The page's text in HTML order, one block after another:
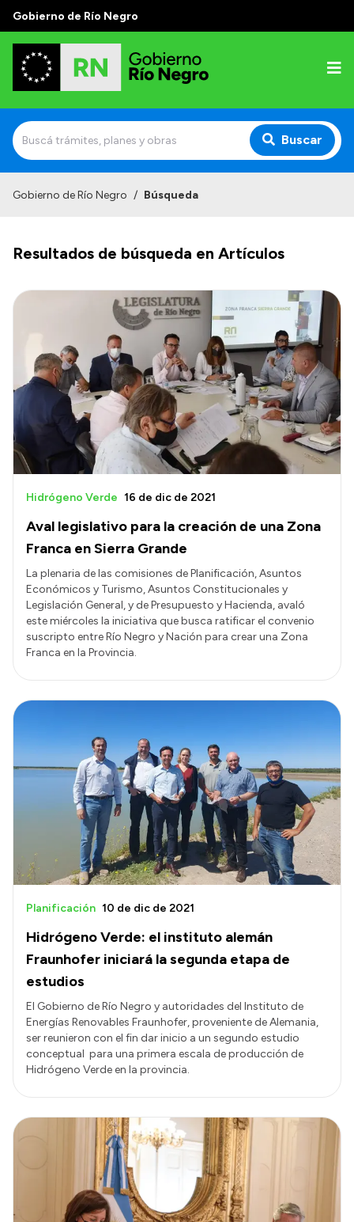
Gobierno de Río Negro
Buscar
Prensa
Autoridades y Organismos
Discursos en la Legislatura
Casa de Gobierno
Acerca de Río Negro
Historia
Geografía
Invertí en Río Negro
Transparencia
Presupuesto
Boletín Oficial
Compras y licitaciones
Consulta de expedientes
Login
Gobierno de Río Negro / Búsqueda
Resultados de búsqueda en Artículos
Aval legislativo para la creación de una Zona
Franca en Sierra Grande
Hidrógeno Verde 16 de dic de 2021
La plenaria de las comisiones de Planificación, Asuntos
Económicos y Turismo, Asuntos Constitucionales y
Legislación General, y de Presupuesto y Hacienda, avaló
este miércoles la iniciativa que busca ratificar el convenio
suscripto entre Río Negro y Nación para crear una Zona
Franca en la Provincia.
Hidrógeno Verde: el instituto alemán
Fraunhofer iniciará la segunda etapa de
estudios
Planificación 10 de dic de 2021
El Gobierno de Río Negro y autoridades del Instituto de
Energías Renovables Fraunhofer, proveniente de Alemania,
ser reunieron con el fin dar inicio a un segundo estudio
conceptual para una primera escala de producción de
Hidrógeno Verde en la provincia.